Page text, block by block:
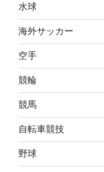
水球
海外サッカー
空手
競輪
競馬
自転車競技
野球